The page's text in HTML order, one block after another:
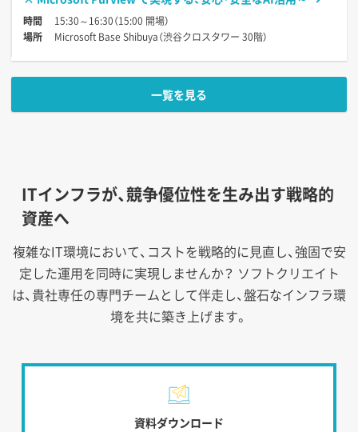
時間
15:30～16:30（15:00 開場）
場所
Microsoft Base Shibuya（渋谷クロスタワー 30階）
一覧を見る
ITインフラが、競争優位性を生み出す戦略的
資産へ
複雑なIT環境において、コストを戦略的に見直し、強固で安
定した運用を同時に実現しませんか？ ソフトクリエイト
は、貴社専任の専門チームとして伴走し、盤石なインフラ環
境を共に築き上げます。
資料ダウンロード